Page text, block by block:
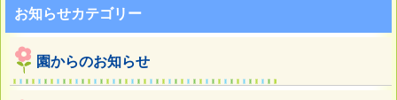
お知らせカテゴリー
園からのお知らせ